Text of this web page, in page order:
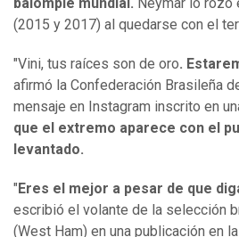
balompié mundial. Neymar lo
(2015 y 2017) al quedarse con el
"Vini, tus raíces son de oro.
afirmó la Confederación Brasileña
mensaje en Instagram inscrito en
que el extremo aparece con el
levantado.
" Eres el mejor a pesar de que
escribió el volante de la selección
(West Ham) en una publicación en